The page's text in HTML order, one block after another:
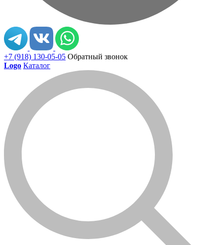
+7 (918) 130-05-05 Обратный звонок
Logo Каталог